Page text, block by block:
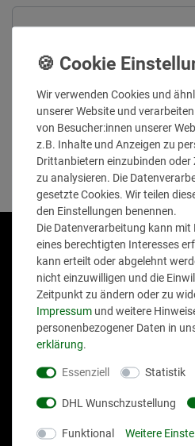
Grund (optional)
Widerruf absenden
* Alle Preise inkl.
Ab einem Bestellwert von 39.–
innerhalb von 1 – 3
Wichtig!
Impressum
Widerrufsrecht
Cookies
Sei dabei!
Wir verwenden Cookies und
unserer Website und
von Besucher:innen unserer
z.B. Inhalte und Anzeigen zu
Drittanbietern einzubinden
zu analysieren. Die
gesetzte Cookies. Wir teilen
den Einstellungen benennen.
Die Datenverarbeitung kann
eines berechtigten Interesses
kann erteilt oder abgelehnt
nicht einzuwilligen und die
Zeitpunkt zu ändern oder zu
Impressum und weitere
personenbezogener Daten in
erklärung.
Essenziell Statistik
DHL Wunschzustellung
Funktional Weitere